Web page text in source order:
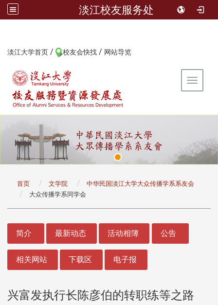
淡江校友服务处
淡江大学首页 / 校友会快找 / 网站导览
Toggle
首页 文学院
中华民国淡江大学大众传播学系系友会
大众传播学系同学会
简介 最新动态 活动相簿 公告
相关网站 下载区 电子报
兴富发执行长陈彦伯的转职练等之路